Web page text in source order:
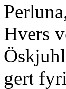
Hvers
gert